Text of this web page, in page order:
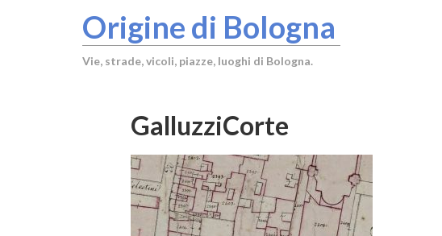
Origine di Bologna
Vie, strade, vicoli, piazze, luoghi di Bologna.
GalluzziCorte